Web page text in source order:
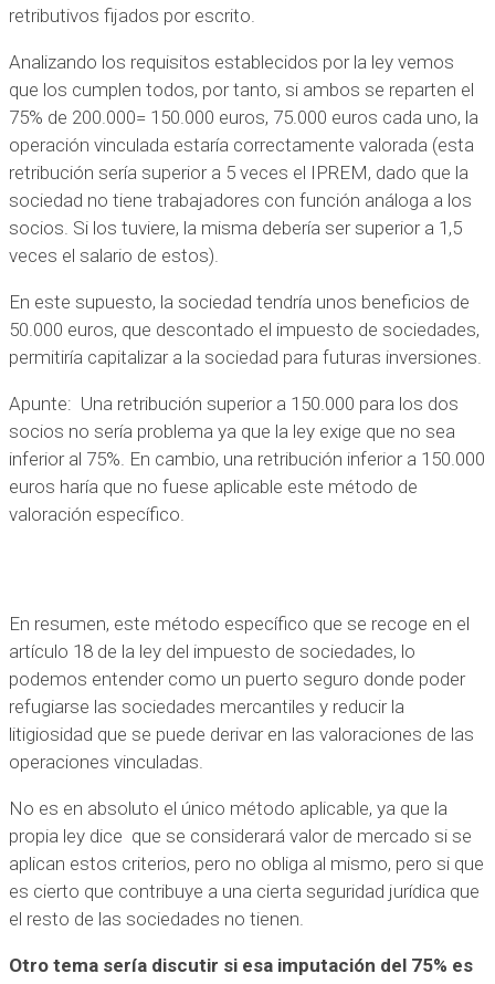
retributivos fijados por escrito.
Analizando los requisitos establecidos por la ley vemos
que los cumplen todos, por tanto, si ambos se reparten el
75% de 200.000= 150.000 euros, 75.000 euros cada uno, la
operación vinculada estaría correctamente valorada (esta
retribución sería superior a 5 veces el IPREM, dado que la
sociedad no tiene trabajadores con función análoga a los
socios. Si los tuviere, la misma debería ser superior a 1,5
veces el salario de estos).
En este supuesto, la sociedad tendría unos beneficios de
50.000 euros, que descontado el impuesto de sociedades,
permitiría capitalizar a la sociedad para futuras inversiones.
Apunte: Una retribución superior a 150.000 para los dos
socios no sería problema ya que la ley exige que no sea
inferior al 75%. En cambio, una retribución inferior a 150.000
euros haría que no fuese aplicable este método de
valoración específico.
En resumen, este método específico que se recoge en el
artículo 18 de la ley del impuesto de sociedades, lo
podemos entender como un puerto seguro donde poder
refugiarse las sociedades mercantiles y reducir la
litigiosidad que se puede derivar en las valoraciones de las
operaciones vinculadas.
No es en absoluto el único método aplicable, ya que la
propia ley dice que se considerará valor de mercado si se
aplican estos criterios, pero no obliga al mismo, pero si que
es cierto que contribuye a una cierta seguridad jurídica que
el resto de las sociedades no tienen.
Otro tema sería discutir si esa imputación del 75% es